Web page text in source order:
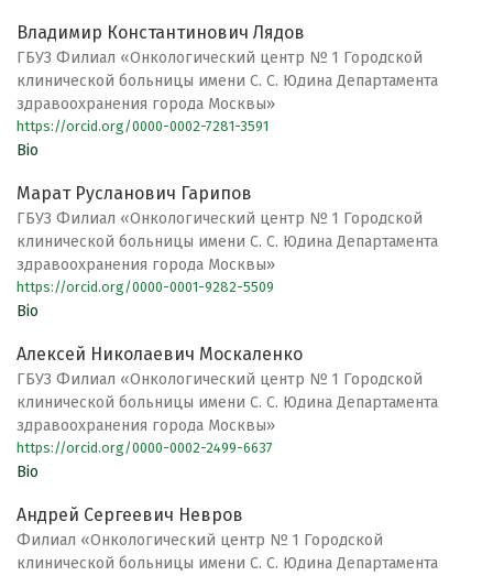
Владимир Константинович Лядов
ГБУЗ Филиал «Онкологический центр № 1 Городской
клинической больницы имени С. С. Юдина Департамента
здравоохранения города Москвы»
https://orcid.org/0000-0002-7281-3591
Bio
Марат Русланович Гарипов
ГБУЗ Филиал «Онкологический центр № 1 Городской
клинической больницы имени С. С. Юдина Департамента
здравоохранения города Москвы»
https://orcid.org/0000-0001-9282-5509
Bio
Алексей Николаевич Москаленко
ГБУЗ Филиал «Онкологический центр № 1 Городской
клинической больницы имени С. С. Юдина Департамента
здравоохранения города Москвы»
https://orcid.org/0000-0002-2499-6637
Bio
Андрей Сергеевич Невров
Филиал «Онкологический центр № 1 Городской
клинической больницы имени С. С. Юдина Департамента